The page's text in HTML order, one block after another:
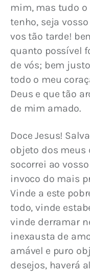
mim, mas tudo o
tenho, seja
vos tão tarde!
quanto possível
de vós; bem
todo o meu
Deus e que tão
de mim amado.
Doce Jesus!
objeto dos meus
socorrei ao
invoco do mais
Vinde a este
todo, vinde
vinde derramar
inexausta de
amável e puro
desejos, haverá